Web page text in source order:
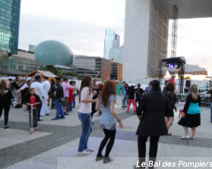
Le Bal des
Le Bal des